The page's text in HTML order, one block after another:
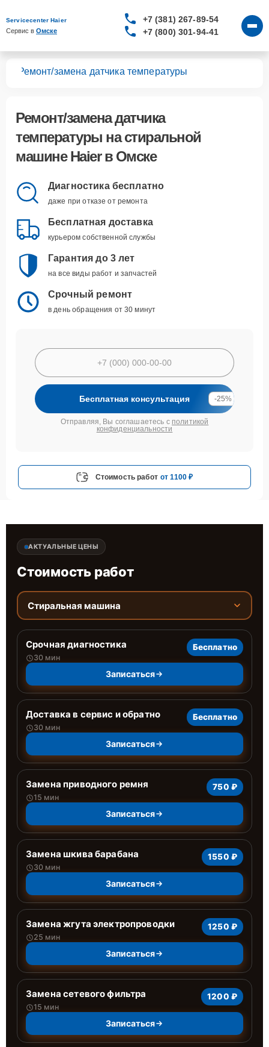
Servicecenter Haier
Сервис в Омске
+7 (381) 267-89-54
+7 (800) 301-94-41
Ремонт/замена датчика температуры
Ремонт/замена датчика
температуры на стиральной
машине Haier в Омске
Диагностика бесплатно
даже при отказе от ремонта
Бесплатная доставка
курьером собственной службы
Гарантия до 3 лет
на все виды работ и запчастей
Срочный ремонт
в день обращения от 30 минут
Бесплатная консультация -25%
Отправляя, Вы соглашаетесь с политикой
конфиденциальности
Стоимость работ от 1100 ₽
АКТУАЛЬНЫЕ ЦЕНЫ
Стоимость работ
Стиральная машина
Срочная диагностика
30 мин
Бесплатно
Записаться
Доставка в сервис и обратно
30 мин
Бесплатно
Записаться
Замена приводного ремня
15 мин
750 ₽
Записаться
Замена шкива барабана
30 мин
1550 ₽
Записаться
Замена жгута электропроводки
25 мин
1250 ₽
Записаться
Замена сетевого фильтра
15 мин
1200 ₽
Записаться